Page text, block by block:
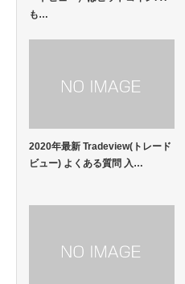
も…
2020年最新 Tradeview(トレード
ビュー) よくある質問 入…